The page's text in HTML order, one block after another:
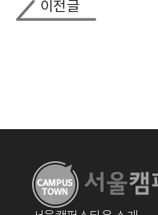
이전글